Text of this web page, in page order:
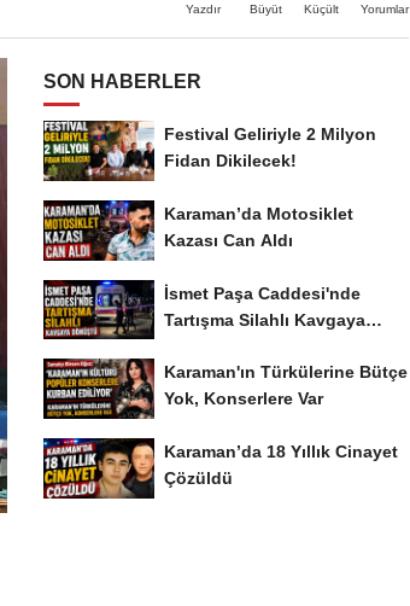
Yazdır Büyüt Küçült Yorumlar
SON HABERLER
Festival Geliriyle 2 Milyon
Fidan Dikilecek!
Karaman’da Motosiklet
Kazası Can Aldı
İsmet Paşa Caddesi'nde
Tartışma Silahlı Kavgaya
Karaman'ın Türkülerine Bütçe
Yok, Konserlere Var
Karaman’da 18 Yıllık Cinayet
Çözüldü